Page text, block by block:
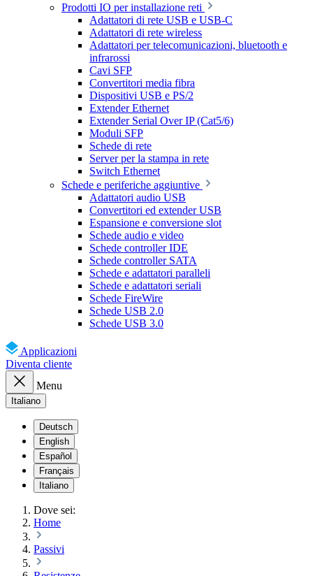
Prodotti IO per installazione reti
Adattatori di rete USB e USB-C
Adattatori di rete wireless
Adattatori per telecomunicazioni, bluetooth e
infrarossi
Cavi SFP
Convertitori media fibra
Dispositivi USB e PS/2
Extender Ethernet
Extender Serial Over IP (Cat5/6)
Moduli SFP
Schede di rete
Server per la stampa in rete
Switch Ethernet
Schede e periferiche aggiuntive
Adattatori audio USB
Convertitori ed extender USB
Espansione e conversione slot
Schede audio e video
Schede controller IDE
Schede controller SATA
Schede e adattatori paralleli
Schede e adattatori seriali
Schede FireWire
Schede USB 2.0
Schede USB 3.0
Applicazioni
Diventa cliente
Menu
Italiano
Deutsch
English
Español
Français
Italiano
Dove sei:
Home
Passivi